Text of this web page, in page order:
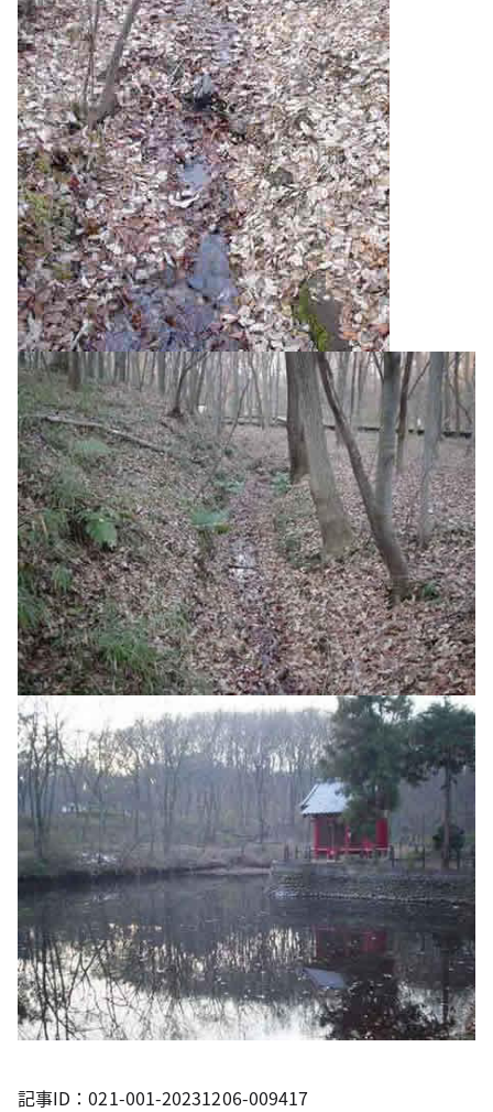
記事ID：021-001-20231206-009417